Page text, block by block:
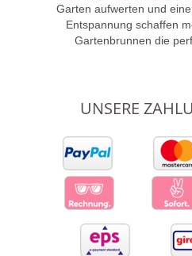
Garten aufwerten und
Entspannung schaffen
Gartenbrunnen die
UNSERE